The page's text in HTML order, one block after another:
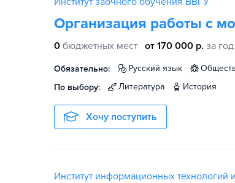
Организация работы с
0 бюджетных мест от 170 000 р. за год
Обязательно: русский язык
По выбору:
литература история
Хочу поступить
Институт информационных технологий